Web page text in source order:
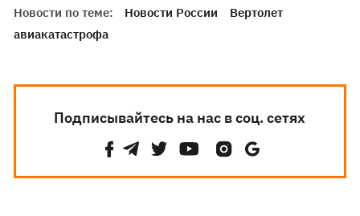
Новости по теме: Новости России
Вертолет
авиакатастрофа
Подписывайтесь на нас в соц. сетях